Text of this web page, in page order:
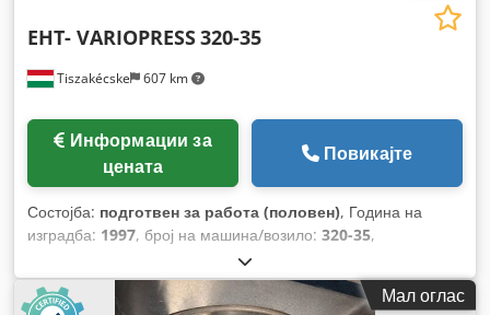
Tiszakécske 607 km
EHT- VARIOPRESS320-35
цената
Повикајте
Состојба: подготвен за работа (половен), Година на
изградба: 1997, број на машина/возило: 320-35,
целосно функционален
320 t, ширина на масата:3.550 мм, Опрема:
документација / прирачник, Мал оглас